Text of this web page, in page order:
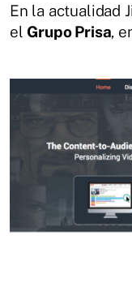
En la actualidad
el Grupo Prisa,